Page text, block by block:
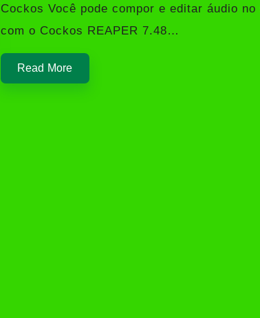
Cockos Você pode compor e editar áudio no
com o Cockos REAPER 7.48…
Read More